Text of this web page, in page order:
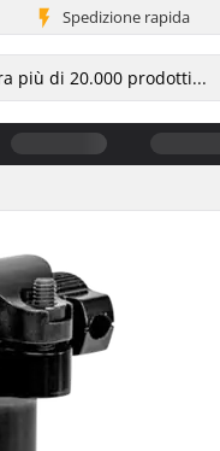
Spedizione rapida